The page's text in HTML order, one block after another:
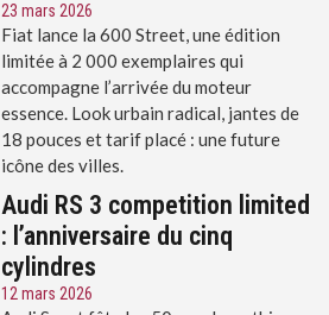
23 mars 2026
Fiat lance la 600 Street, une édition
limitée à 2 000 exemplaires qui
accompagne l’arrivée du moteur
essence. Look urbain radical, jantes de
18 pouces et tarif placé : une future
icône des villes.
Audi RS 3 competition limited
: l’anniversaire du cinq
cylindres
12 mars 2026